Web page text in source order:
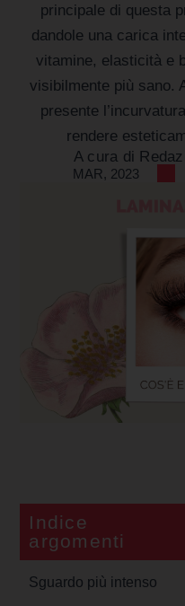
principale di questa
dandole una carica
vitamine, elasticità e
visibilmente più sano.
presente
rendere
A cura di
MAR, 2023
Indice
argomenti
Sguardo più intenso